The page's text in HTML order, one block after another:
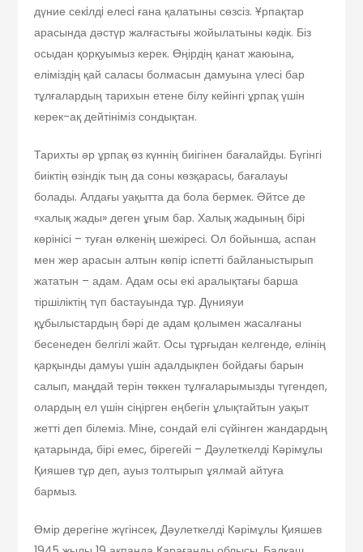
дүние секiлдi елесi ғана қалатыны сөзсіз. Ұрпақтар
арасында дәстүр жалғастығы жойылатыны кәдік. Біз
осыдан қорқуымыз керек. Өңірдің қанат жаюына,
еліміздің қай саласы болмасын дамуына үлесі бар
тұлғалардың тарихын етене білу кейінгі ұрпақ үшін
керек-ақ дейтініміз сондықтан.
Тарихты әр ұрпақ өз күннің биігінен бағалайды. Бүгінгі
биіктің өзіндік тың да соны көзқарасы, бағалауы
болады. Алдағы уақытта да бола бермек. Әйтсе де
«халық жады» деген ұғым бар. Халық жадының бірі
көрінісі – туған өлкенің шежіресі. Ол бойынша, аспан
мен жер арасын алтын көпір іспетті байланыстырып
жататын – адам. Адам осы екі аралықтағы барша
тіршіліктің түп бастауында тұр. Дүнияуи
құбылыстардың бәрі де адам қолымен жасалғаны
бесенеден белгілі жайт. Осы тұрғыдан келгенде, елінің
қарқынды дамуы үшін адалдықпен бойдағы барын
салып, маңдай терін төккен тұлғаларымызды түгендеп,
олардың ел үшін сіңірген еңбегін ұлықтайтын уақыт
жетті деп білеміз. Міне, сондай елі сүйінген жандардың
қатарында, бірі емес, бірегейі – Дәулеткелді Кәрімұлы
Қияшев тұр деп, ауыз толтырып ұялмай айтуға
бармыз.
Өмір дерегіне жүгінсек, Дәулеткелді Кәрімұлы Қияшев